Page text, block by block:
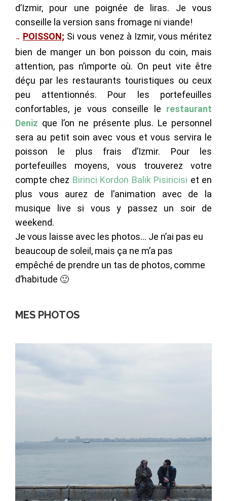
d’Izmir, pour une poignée de liras. Je vous
conseille la version sans fromage ni viande!
→ POISSON; Si vous venez à Izmir, vous méritez
bien de manger un bon poisson du coin, mais
attention, pas n’importe où. On peut vite être
déçu par les restaurants touristiques ou ceux
peu attentionnés. Pour les portefeuilles
confortables, je vous conseille le restaurant
Deniz que l’on ne présente plus. Le personnel
sera au petit soin avec vous et vous servira le
poisson le plus frais d’Izmir. Pour les
portefeuilles moyens, vous trouverez votre
compte chez Birinci Kordon Balik Pisiricisi et en
plus vous aurez de l’animation avec de la
musique live si vous y passez un soir de
weekend.
Je vous laisse avec les photos… Je n’ai pas eu
beaucoup de soleil, mais ça ne m’a pas
empêché de prendre un tas de photos, comme
d’habitude 🙂
MES PHOTOS